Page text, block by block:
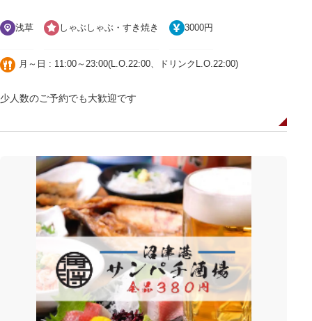
浅草 しゃぶしゃぶ・すき焼き 3000円
月～日 : 11:00～23:00(L.O.22:00、ドリンクL.O.22:00)
少人数のご予約でも大歓迎です